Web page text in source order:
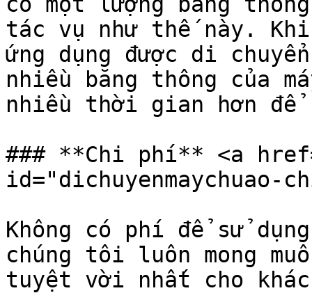
tác vụ như thế này.
ứng dụng được di
nhiều băng thông của
nhiều thời gian hơn để
### **Chi phí** <a
id="dichuyenmaychuao-
Không có phí để sử
chúng tôi luôn mong
tuyệt vời nhất cho